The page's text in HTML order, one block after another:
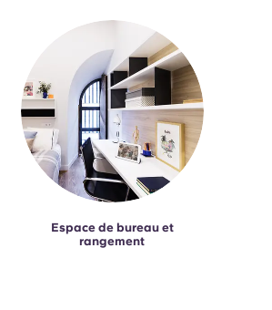
Espace de bureau et
rangement